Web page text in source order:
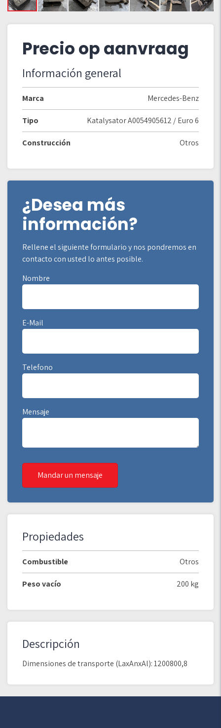
Precio op aanvraag
Información general
Marca Mercedes-Benz
Tipo Katalysator A0054905612 / Euro 6
Construcción Otros
¿Desea más
información?
Rellene el siguiente formulario y nos pondremos en
contacto con usted lo antes posible.
Nombre
E-Mail
Telefono
Mensaje
Mandar un mensaje
Propiedades
Combustible Otros
Peso vacío 200 kg
Descripción
Dimensiones de transporte (LaxAnxAl): 1200800,8